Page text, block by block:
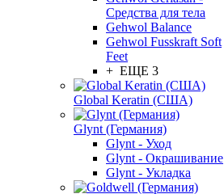
Средства для тела
Gehwol Balance
Gehwol Fusskraft Soft
Feet
+ ЕЩЕ 3
Global Keratin (США)
Glynt (Германия)
Glynt - Уход
Glynt - Окрашивание
Glynt - Укладка